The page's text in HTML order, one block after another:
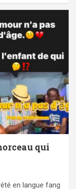
qui
en langue fang